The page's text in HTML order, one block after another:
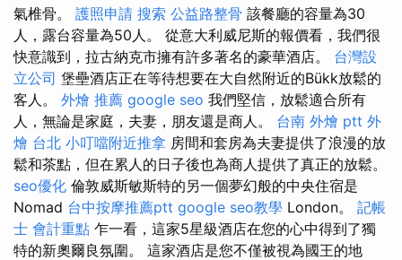
氣椎骨。 護照申請 搜索 公益路整骨 該餐廳的容量為30
人，露台容量為50人。 從意大利威尼斯的報價看，我們很
快意識到，拉古納克市擁有許多著名的豪華酒店。 台灣設
立公司 堡壘酒店正在等待想要在大自然附近的Bükk放鬆的
客人。 外燴 推薦 google seo 我們堅信，放鬆適合所有
人，無論是家庭，夫妻，朋友還是商人。 台南 外燴 ptt 外
燴 台北 小叮噹附近推拿 房間和套房為夫妻提供了浪漫的放
鬆和茶點，但在累人的日子後也為商人提供了真正的放鬆。
seo優化 倫敦威斯敏斯特的另一個夢幻般的中央住宿是
Nomad 台中按摩推薦ptt google seo教學 London。 記帳
士 會計重點 乍一看，這家5星級酒店在您的心中得到了獨
特的新奧爾良氛圍。 這家酒店是您不僅被視為國王的地